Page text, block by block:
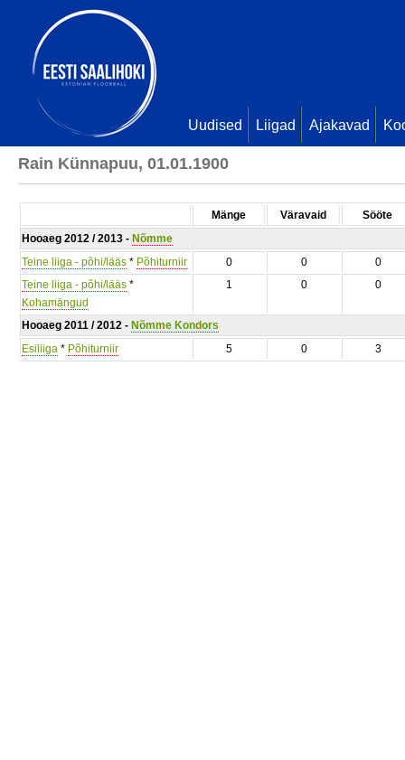
Uudised Liigad Ajakavad
Rain Künnapuu, 01.01.1900
Mänge Väravaid
Sööte
Hooaeg 2012 / 2013 - Nõmme
Teine liiga - põhi/lääs * Põhiturniir 0 0
0
Teine liiga - põhi/lääs *
Kohamängud
1 0 0
Hooaeg 2011 / 2012 - Nõmme Kondors
Esiliiga * Põhiturniir 5 0 3